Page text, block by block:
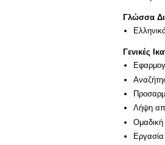
Γλώσσα
Γενικές
Λήψη
Ομαδική
Εργασία